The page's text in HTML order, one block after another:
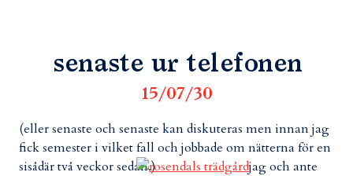
senaste ur telefonen
15/07/30
(eller senaste och senaste kan diskuteras men innan jag
fick semester i vilket fall och jobbade om nätterna för en
sisådär två veckor sedan.)
jag och ante